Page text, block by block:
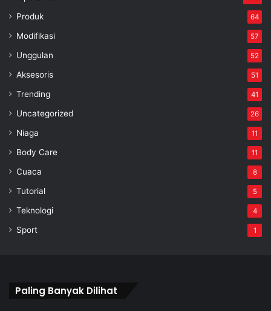
Produk 64
Modifikasi 57
Unggulan 52
Aksesoris 51
Trending 41
Uncategorized 26
Niaga 11
Body Care 11
Cuaca 8
Tutorial 5
Teknologi 4
Sport 1
Paling Banyak Dilihat